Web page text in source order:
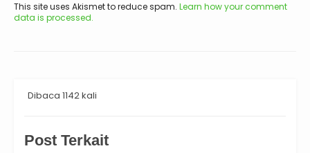
This site uses Akismet to reduce spam. Learn how your comment
data is processed.
Dibaca 1142 kali
Post Terkait